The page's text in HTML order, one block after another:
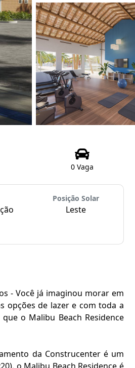
0 Vaga
Posição Solar
Leste
- Você já imaginou morar em
opções de lazer e com toda a
o Malibu Beach Residence
da Construcenter é um